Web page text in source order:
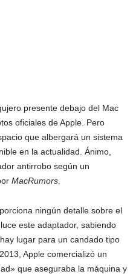
presente debajo del Mac
oficiales de Apple. Pero
que albergará un sistema
en la actualidad. Ánimo,
antirrobo según un
MacRumors
ningún detalle sobre el
este adaptador, sabiendo
lugar para un candado tipo
Apple comercializó un
que aseguraba la máquina y